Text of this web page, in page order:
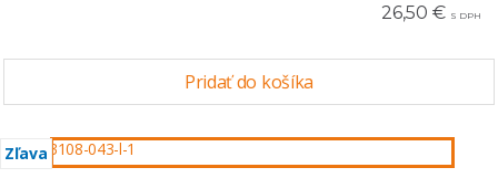
26,50 € S DPH
Pridať do košíka
Zľava